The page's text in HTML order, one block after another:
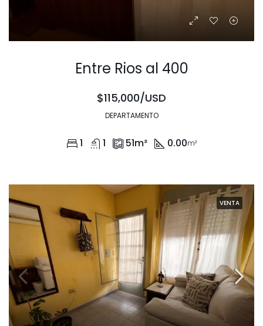
Entre Rios al 400
$115,000/USD
DEPARTAMENTO
1 1 51m² 0.00m²
VENTA